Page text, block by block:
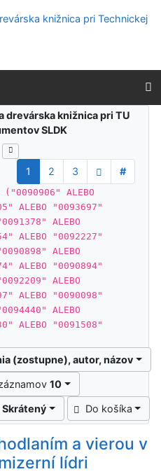
drevárska knižnica pri TU
SLDK
1
2 3
#
("0090906" ALEBO
ALEBO "0093697"
ALEBO
ALEBO "0092227"
ALEBO
ALEBO "0090894"
ALEBO
ALEBO "0090098"
ALEBO
ALEBO "0091508"
(zostupne), autor, názov
10
Skrátený Do košíka
a vierou v
lídri